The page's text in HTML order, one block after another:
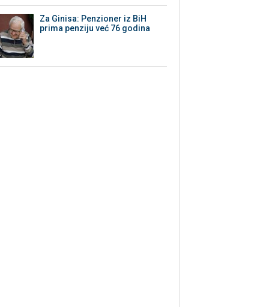
Za Ginisa: Penzioner iz BiH
prima penziju već 76 godina